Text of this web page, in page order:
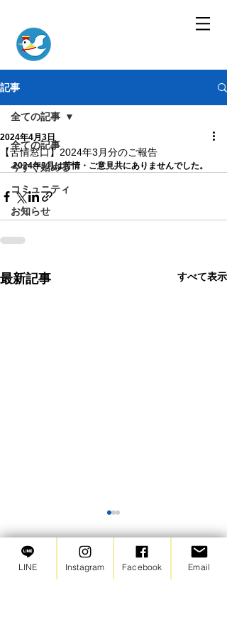
記事
全ての記事
今すぐ始める
コミュニティ
お知らせ
全ての記事
【苦情窓口】2024年3月分のご報告
2024年4月3日
2024年3月は苦情・ご意見共にありませんでした。
最新記事 すべて表示
ご報告
2026年6月は苦情・ご意見と
コメント
LINE Instagram Facebook Email